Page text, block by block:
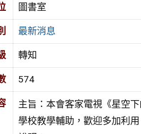
圖書室
最新消息
轉知
574
主旨：本會客家電視《星空
學校教學輔助，歡迎多加利用